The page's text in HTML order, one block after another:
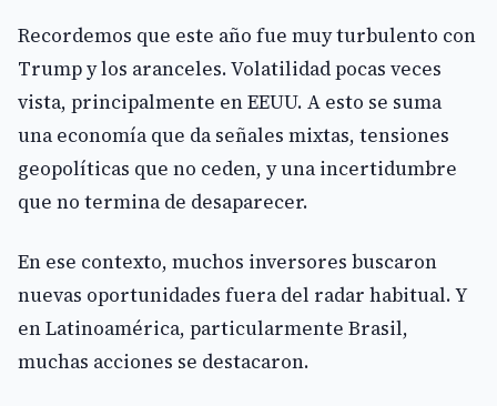
Recordemos que este año fue muy turbulento con
Trump y los aranceles. Volatilidad pocas veces
vista, principalmente en EEUU. A esto se suma
una economía que da señales mixtas, tensiones
geopolíticas que no ceden, y una incertidumbre
que no termina de desaparecer.
En ese contexto, muchos inversores buscaron
nuevas oportunidades fuera del radar habitual. Y
en Latinoamérica, particularmente Brasil,
muchas acciones se destacaron.